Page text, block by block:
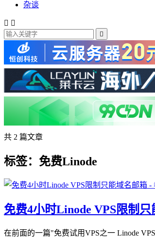
杂谈
 

共 2 篇文章
标签：免费Linode
免费4小时Linode VPS限制
在前面的一篇"免费试用VPS之一 Linode